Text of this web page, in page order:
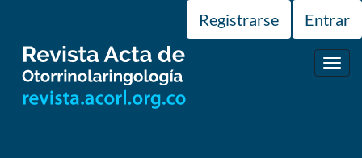
principal
Barra
lateral
Registrarse Entrar